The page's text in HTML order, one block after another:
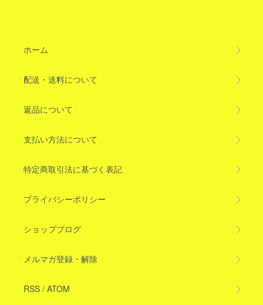
ホーム
配送・送料について
返品について
支払い方法について
特定商取引法に基づく表記
プライバシーポリシー
ショップブログ
メルマガ登録・解除
RSS / ATOM